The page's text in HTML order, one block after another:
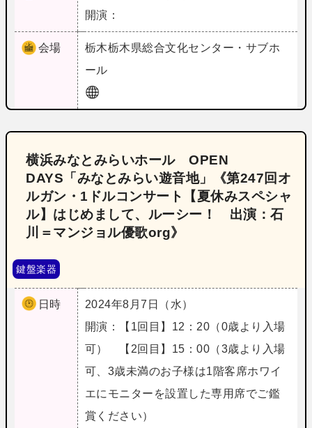
開演：
会場 栃木栃木県総合文化センター・サブホ
ール
横浜みなとみらいホール OPEN
DAYS「みなとみらい遊音地」《第247回オ
ルガン・1ドルコンサート【夏休みスペシャ
ル】はじめまして、ルーシー！ 出演：石
川＝マンジョル優歌org》
鍵盤楽器
日時
2024年8月7日（水）
開演：【1回目】12：20（0歳より入場
可） 【2回目】15：00（3歳より入場
可、3歳未満のお子様は1階客席ホワイ
エにモニターを設置した専用席でご鑑
賞ください）